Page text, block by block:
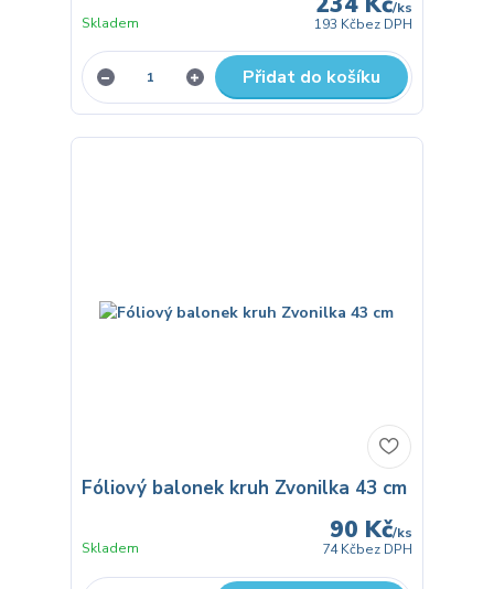
/ks
193 Kčbez DPH
Skladem
Přidat do košíku
Fóliový balonek kruh Zvonilka 43 cm
90 Kč/ks
74 Kčbez DPH
Skladem